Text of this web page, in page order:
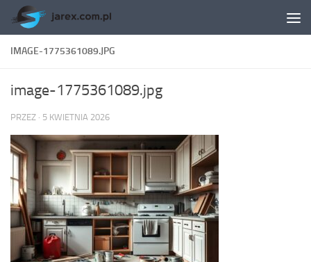
Skip to content
IMAGE-1775361089.JPG
image-1775361089.jpg
PRZEZ · 5 KWIETNIA 2026